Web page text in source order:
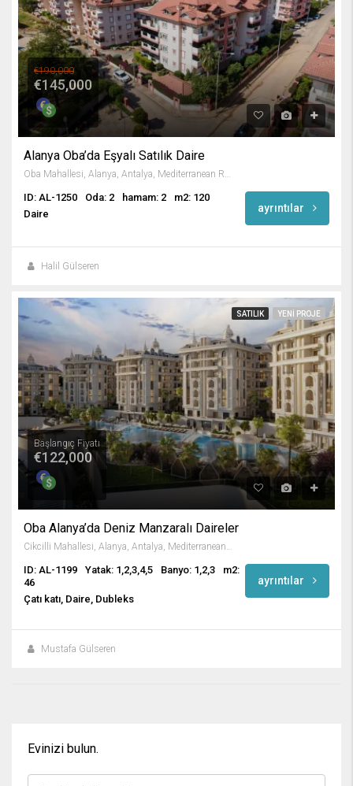
€190,000
€145,000
Alanya Oba’da Eşyalı Satılık Daire
ID: AL-1250 Oda: 2 hamam: 2
m2: 120
Daire
ayrıntılar
Halil Gülseren
SATILIK YENI PROJE
Başlangıç Fiyatı
€122,000
Oba Alanya’da Deniz Manzaralı Daireler
Cikcilli Mahallesi, Alanya, Antalya, Mediterranean Region, Turkey
ID: AL-1199 Yatak: 1,2,3,4,5 Banyo: 1,2,3
m2:
46
Çatı katı, Daire, Dubleks
ayrıntılar
Mustafa Gülseren
Evinizi bulun.